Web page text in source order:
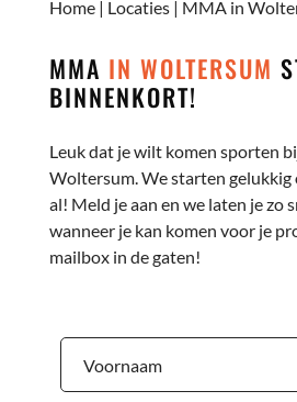
Home| Locaties| MMA in
MMA IN WOLTERSUM
BINNENKORT!
Leuk dat je wilt komen sporten
Woltersum. We starten gelukkig
al! Meld je aan en we laten je zo
wanneer je kan komen voor je
mailbox in de gaten!